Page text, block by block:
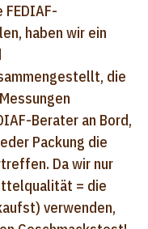
haben wir ein
die
Berater an Bord,
Packung die
Da wir nur
= die
verwenden,